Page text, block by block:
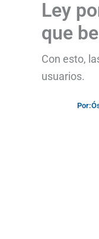
Ley
que
Con esto,
usuarios.
Por: